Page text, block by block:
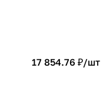
17 854.76 ₽/шт